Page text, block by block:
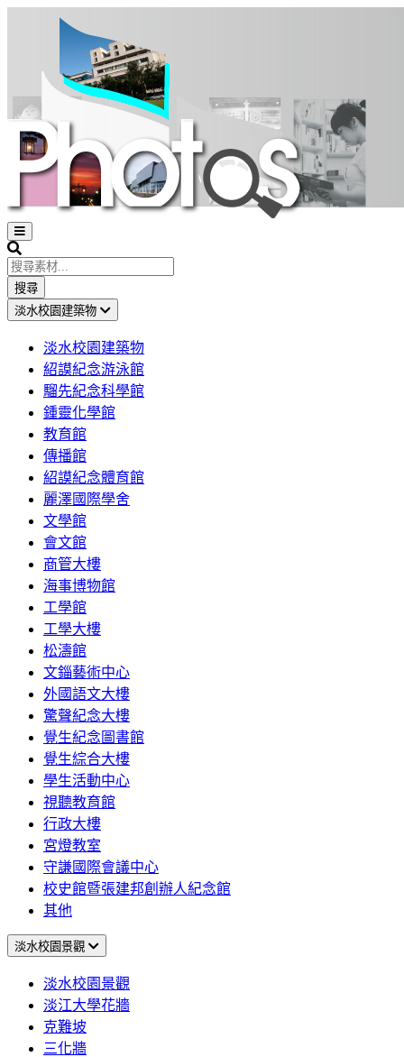
Open
sidebar
Search
搜尋
淡水校園建築物
淡水校園建築物
紹謨紀念游泳館
騮先紀念科學館
鍾靈化學館
教育館
傳播館
紹謨紀念體育館
麗澤國際學舍
文學館
會文館
商管大樓
海事博物館
工學館
工學大樓
松濤館
文錙藝術中心
外國語文大樓
驚聲紀念大樓
覺生紀念圖書館
覺生綜合大樓
學生活動中心
視聽教育館
行政大樓
宮燈教室
守謙國際會議中心
校史館暨張建邦創辦人紀念館
其他
淡水校園景觀
淡水校園景觀
淡江大學花牆
克難坡
三化牆